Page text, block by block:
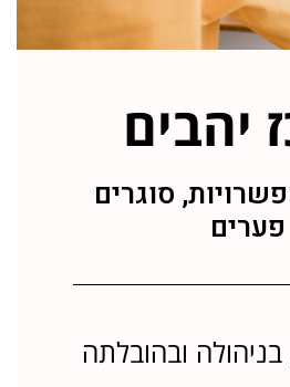
יהבים
סוגרים
פערים
ובהובלתה